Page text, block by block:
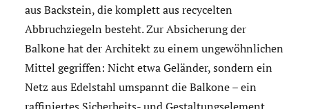
aus Backstein, die komplett aus recycelten
Abbruchziegeln besteht. Zur Absicherung der
Balkone hat der Architekt zu einem ungewöhnlichen
Mittel gegriffen: Nicht etwa Geländer, sondern ein
Netz aus Edelstahl umspannt die Balkone – ein